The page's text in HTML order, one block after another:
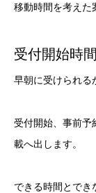
移動時間を考えた
受付開始時
早朝に受けられる
受付開始、事前予
載へ出します。
できる時間とでき